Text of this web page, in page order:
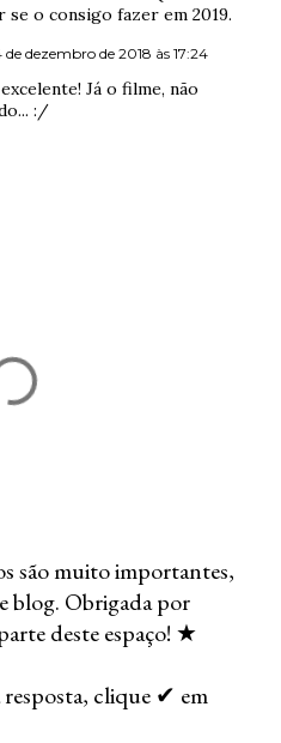
se o consigo fazer em 2019.
de dezembro de 2018 às 17:24
Já o filme, não
:/
são muito importantes,
blog. Obrigada por
deste espaço! ★
clique ✔ em